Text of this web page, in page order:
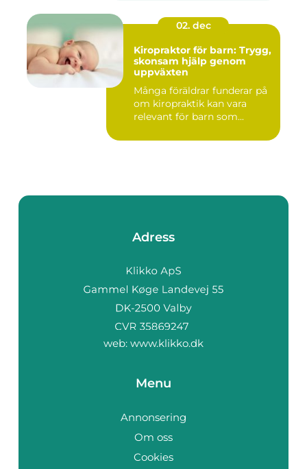
02. dec
Kiropraktor för barn: Trygg,
skonsam hjälp genom
uppväxten
Många föräldrar funderar på
om kiropraktik kan vara
relevant för barn som...
Adress
web: www.klikko.dk
Menu
Annonsering
Om oss
Cookies